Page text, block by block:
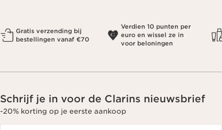
Gratis verzending bij
bestellingen vanaf €70
Verdien 10 punten per
euro en wissel ze in
voor beloningen
Schrijf je in voor de Clarins nieuwsbrief
-20% korting op je eerste aankoop